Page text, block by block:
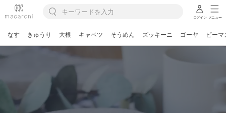
ログイン メニュー
なす きゅうり 大根 キャベツ そうめん ズッキーニ ゴーヤ ピーマ